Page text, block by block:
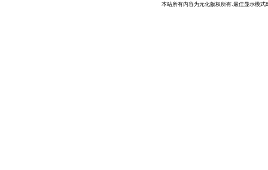
本站所有内容为元化版权所有.最佳显示模